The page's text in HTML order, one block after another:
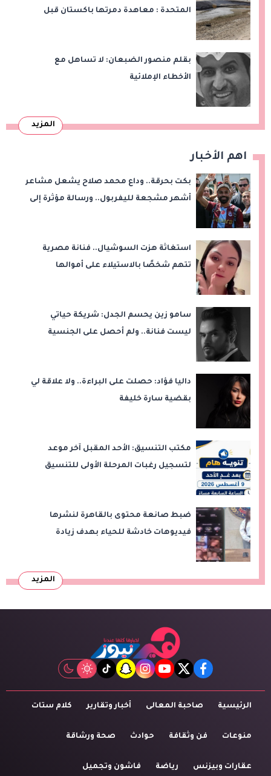
المتحدة : معاهدة دمرتها باكستان قبل
بقلم منصور الضبعان: لا تساهل مع
الأخطاء الإملائية
المزيد
اهم الأخبار
بكت بحرقة.. وداع محمد صلاح يشعل مشاعر
أشهر مشجعة لليفربول.. ورسالة مؤثرة إلى
استغاثة هزت السوشيال.. فنانة مصرية
تتهم شخصًا بالاستيلاء على أموالها
سامو زين يحسم الجدل: شريكة حياتي
ليست فنانة.. ولم أحصل على الجنسية
داليا فؤاد: حصلت على البراءة.. ولا علاقة لي
بقضية سارة خليفة
مكتب التنسيق: الأحد المقبل آخر موعد
لتسجيل رغبات المرحلة الأولى للتنسيق
ضبط صانعة محتوى بالقاهرة لنشرها
فيديوهات خادشة للحياء بهدف زيادة
المزيد
facebook
twitter
youtube
instagram
snapchat
tiktok
الرئيسية صاحبة المعالى أخبار وتقارير كلام ستات
منوعات فن وثقافة حوادث صحة ورشاقة
عقارات وبيزنس رياضة فاشون وتجميل